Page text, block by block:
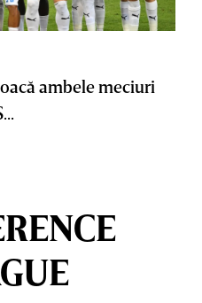
ambele meciuri